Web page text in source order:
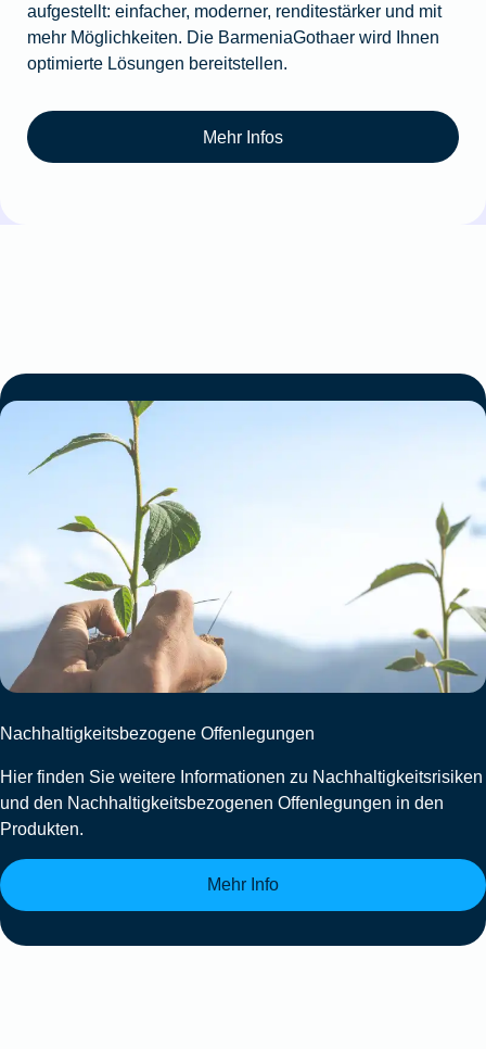
aufgestellt: einfacher, moderner, renditestärker und mit
mehr Möglichkeiten. Die BarmeniaGothaer wird Ihnen
optimierte Lösungen bereitstellen.
Mehr Infos
Nachhaltigkeitsbezogene Offenlegungen
Hier finden Sie weitere Informationen zu Nachhaltigkeitsrisiken
und den Nachhaltigkeitsbezogenen Offenlegungen in den
Produkten.
Mehr Info